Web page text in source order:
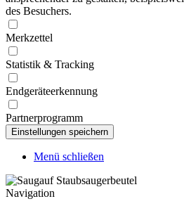
des Besuchers.
Merkzettel
Statistik & Tracking
Endgeräteerkennung
Partnerprogramm
Menü schließen
Navigation